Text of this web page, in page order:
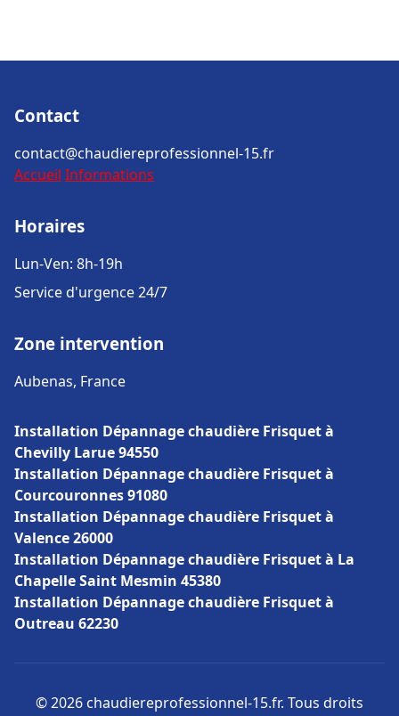
Contact
contact@chaudiereprofessionnel-15.fr
Accueil Informations
Horaires
Lun-Ven: 8h-19h
Service d'urgence 24/7
Zone intervention
Aubenas, France
Installation Dépannage chaudière Frisquet à
Chevilly Larue 94550
Installation Dépannage chaudière Frisquet à
Courcouronnes 91080
Installation Dépannage chaudière Frisquet à
Valence 26000
Installation Dépannage chaudière Frisquet à La
Chapelle Saint Mesmin 45380
Installation Dépannage chaudière Frisquet à
Outreau 62230
© 2026 chaudiereprofessionnel-15.fr. Tous droits